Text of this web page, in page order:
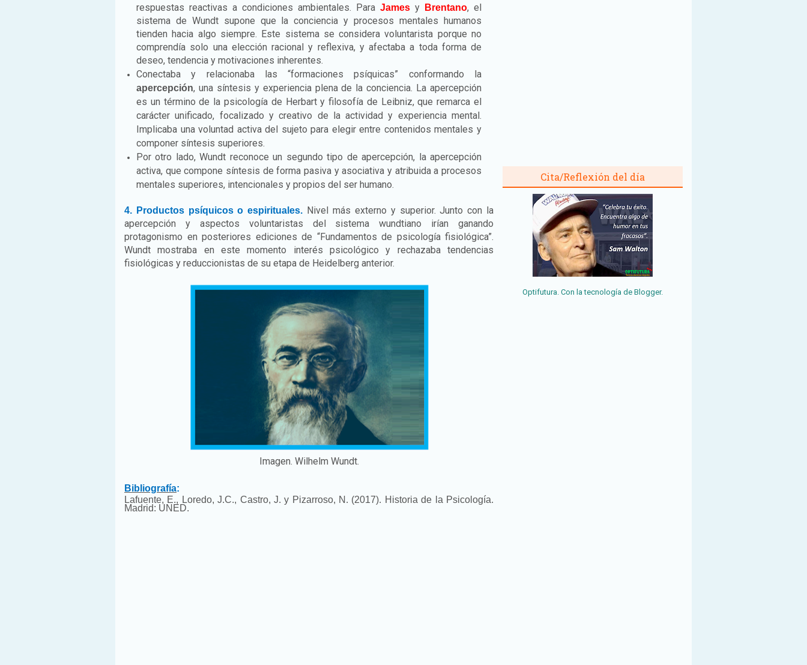
respuestas reactivas a condiciones ambientales. Para James y Brentano, el
sistema de Wundt supone que la conciencia y procesos mentales humanos
tienden hacia algo siempre. Este sistema se considera voluntarista porque no
comprendía solo una elección racional y reflexiva, y afectaba a toda forma de
deseo, tendencia y motivaciones inherentes.
Conectaba y relacionaba las “formaciones psíquicas” conformando la
apercepción, una síntesis y experiencia plena de la conciencia. La apercepción
es un término de la psicología de Herbart y filosofía de Leibniz, que remarca el
carácter unificado, focalizado y creativo de la actividad y experiencia mental.
Implicaba una voluntad activa del sujeto para elegir entre contenidos mentales y
componer síntesis superiores.
Por otro lado, Wundt reconoce un segundo tipo de apercepción, la apercepción
activa, que compone síntesis de forma pasiva y asociativa y atribuida a procesos
mentales superiores, intencionales y propios del ser humano.
4. Productos psíquicos o espirituales. Nivel más externo y superior. Junto con la
apercepción y aspectos voluntaristas del sistema wundtiano irían ganando
protagonismo en posteriores ediciones de “Fundamentos de psicología fisiológica”.
Wundt mostraba en este momento interés psicológico y rechazaba tendencias
fisiológicas y reduccionistas de su etapa de Heidelberg anterior.
Imagen. Wilhelm Wundt.
Bibliografía:
Lafuente, E., Loredo, J.C., Castro, J. y Pizarroso, N. (2017). Historia de la Psicología.
Madrid: UNED.
Cita/Reflexión del día
Optifutura. Con la tecnología de Blogger.